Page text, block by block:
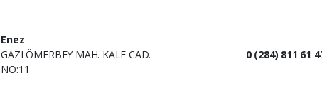
Enez
GAZI ÖMERBEY MAH. KALE CAD.
NO:11
0 (284) 811 61